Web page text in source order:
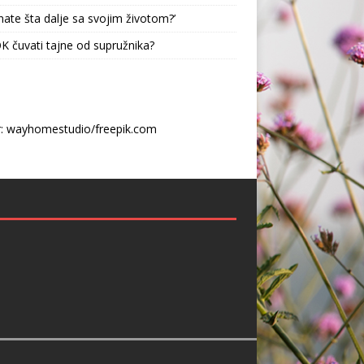
šta dalje sa svojim životom?’
čuvati tajne od supružnika?
wayhomestudio/freepik.com